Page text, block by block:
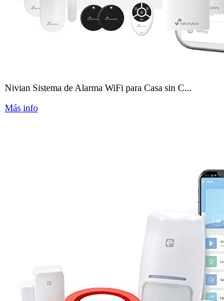
Nivian Sistema de Alarma WiFi para Casa sin C...
Más info